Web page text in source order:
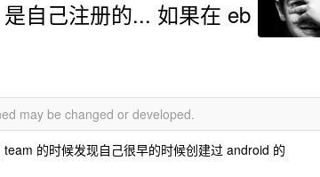
自己注册的... 如果在 eb
may be changed or developed.
的时候发现自己很早的时候创建过 android 的